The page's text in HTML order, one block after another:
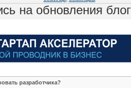
на обновления
разработчика?